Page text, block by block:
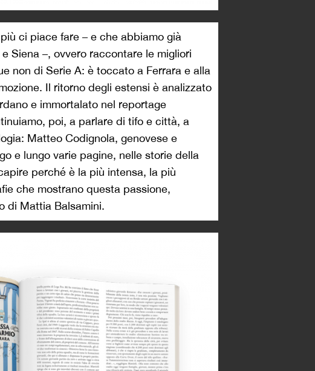
ci piace fare – e che abbiamo già
Siena –, ovvero raccontare le migliori
non di Serie A: è toccato a Ferrara e alla
Il ritorno degli estensi è analizzato
e immortalato nel reportage
poi, a parlare di tifo e città, a
Matteo Codignola, genovese e
e lungo varie pagine, nelle storie della
perché è la più intensa, la più
che mostrano questa passione,
di Mattia Balsamini.